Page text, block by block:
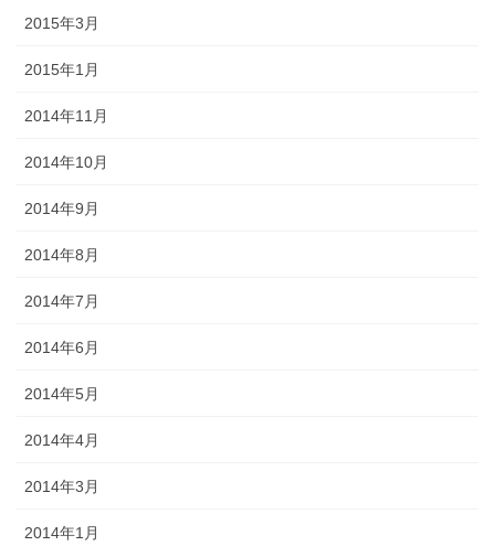
2015年3月
2015年1月
2014年11月
2014年10月
2014年9月
2014年8月
2014年7月
2014年6月
2014年5月
2014年4月
2014年3月
2014年1月